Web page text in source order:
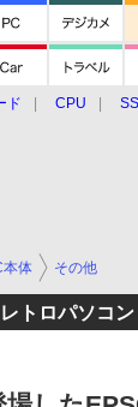
ド CPU
本体 その他
トロパソコ